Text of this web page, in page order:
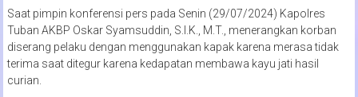
Saat pimpin konferensi pers pada Senin (29/07/2024) Kapolres
Tuban AKBP Oskar Syamsuddin, S.I.K., M.T., menerangkan korban
diserang pelaku dengan menggunakan kapak karena merasa tidak
terima saat ditegur karena kedapatan membawa kayu jati hasil
curian.